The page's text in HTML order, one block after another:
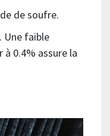
de soufre.
Une faible
à 0.4% assure la